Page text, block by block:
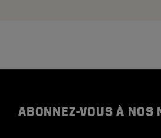
ABONNEZ-VOUS À NOS